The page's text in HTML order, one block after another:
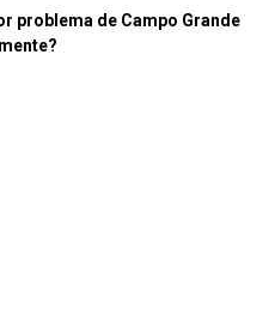
problema de Campo Grande